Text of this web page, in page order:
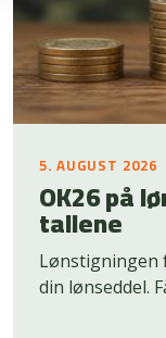
5. AUGUST 2026
OK26 på
tallene
Lønstigningen
din lønseddel.